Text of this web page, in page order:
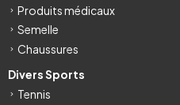
Produits médicaux
Semelle
Chaussures
Divers Sports
Tennis